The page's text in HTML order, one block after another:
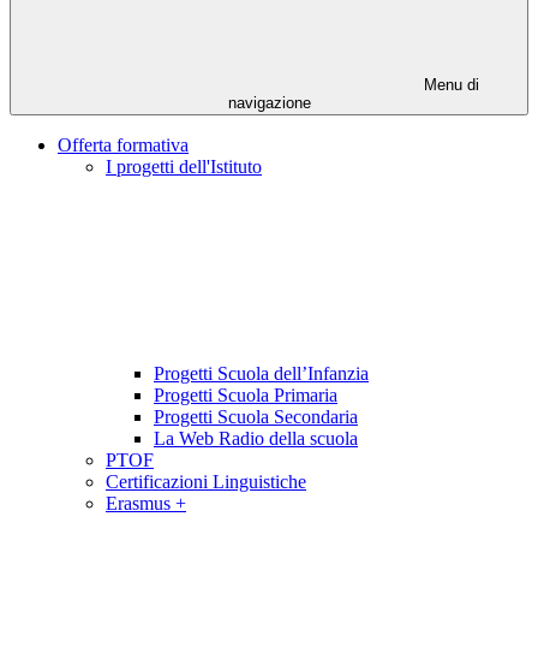
Menu di
navigazione
Offerta formativa
I progetti dell'Istituto
Progetti Scuola dell’Infanzia
Progetti Scuola Primaria
Progetti Scuola Secondaria
La Web Radio della scuola
PTOF
Certificazioni Linguistiche
Erasmus +